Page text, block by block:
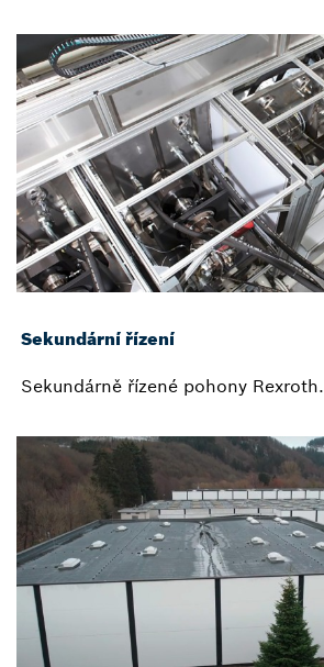
Sekundární řízení
Sekundárně řízené pohony Rexroth.